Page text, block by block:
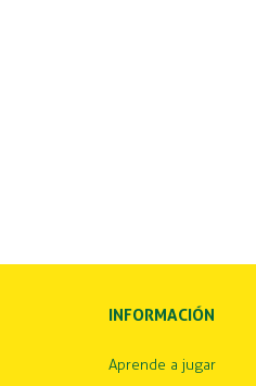
INFORMACIÓN
Aprende a jugar